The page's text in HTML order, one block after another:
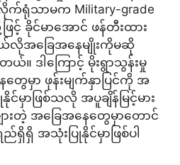
ရုံသာမက Military-grade
ြင့် ခိုင်မာအောင် ဖန်တီးထား
လိုအခြေအနေမျိုးကိုမဆို
ယ်။ ဒါကြောင့် မိုးရွာသွန်းမှု
ေမှာ ဖုန်းမျက်နှာပြင်ကို အ
ာဖြစ်သလို အပူချိန်မြင့်မား
ျားတဲ့ အခြေအနေတွေမှာတောင်
အသုံးပြုနိုင်မှာဖြစ်ပါ